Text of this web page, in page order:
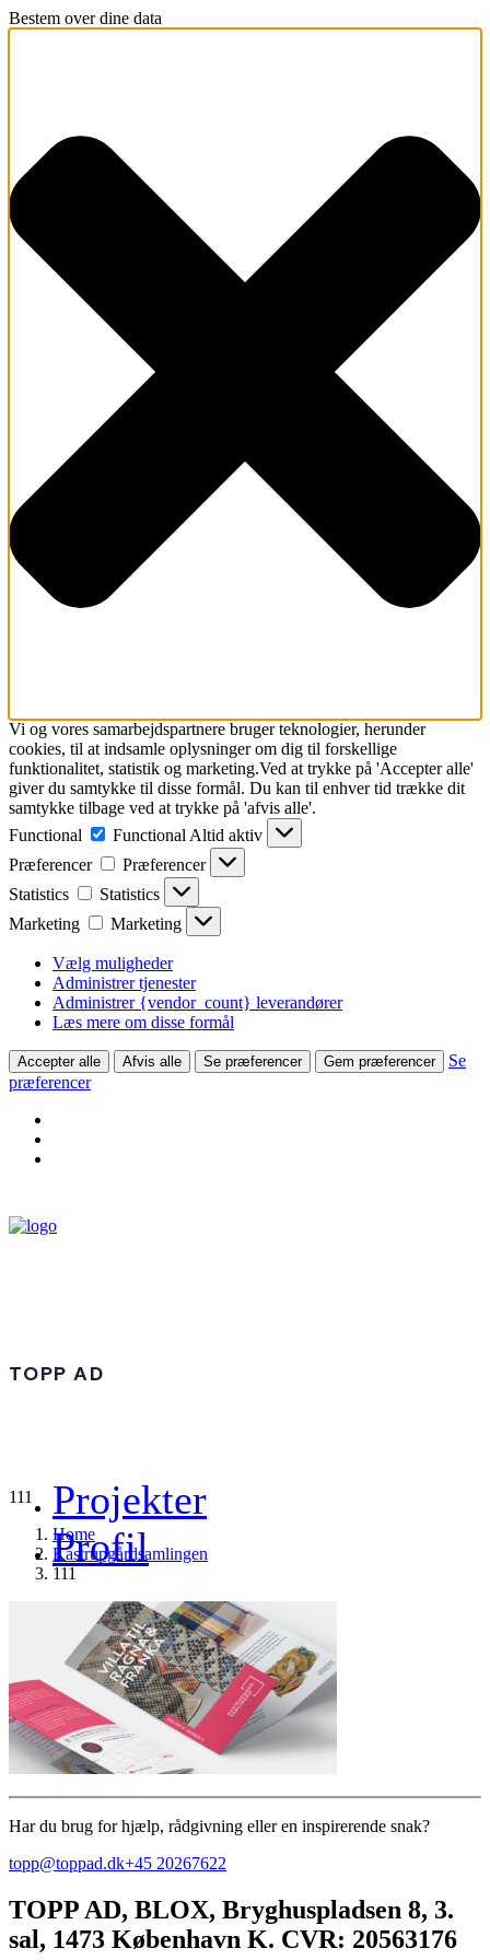
Bestem over dine data
Vi og vores samarbejdspartnere bruger teknologier, herunder
cookies, til at indsamle oplysninger om dig til forskellige
funktionalitet, statistik og marketing.Ved at trykke på 'Accepter alle'
giver du samtykke til disse formål. Du kan til enhver tid trække dit
samtykke tilbage ved at trykke på 'afvis alle'.
Functional
Functional Altid aktiv
Præferencer
Præferencer
Statistics
Statistics
Marketing
Marketing
Vælg muligheder
Administrer tjenester
Administrer {vendor_count} leverandører
Læs mere om disse formål
Accepter alle Afvis alle Se præferencer Gem præferencer
Se
præferencer
Projekter
Profil
TOPP AD
111
Home
Kastrupgårdsamlingen
111
Har du brug for hjælp, rådgivning eller en inspirerende snak?
topp@toppad.dk+45 20267622
TOPP AD, BLOX, Bryghuspladsen 8, 3.
sal, 1473 København K. CVR: 20563176